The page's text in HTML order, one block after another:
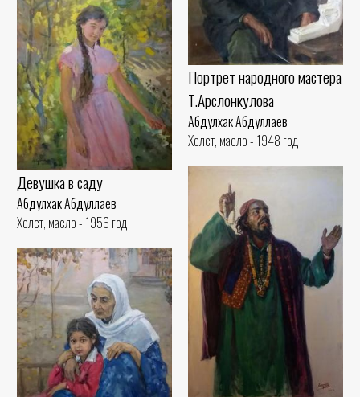
Портрет народного мастера
Т.Арслонкулова
Абдулхак Абдуллаев
Холст, масло - 1948 год
Девушка в саду
Абдулхак Абдуллаев
Холст, масло - 1956 год